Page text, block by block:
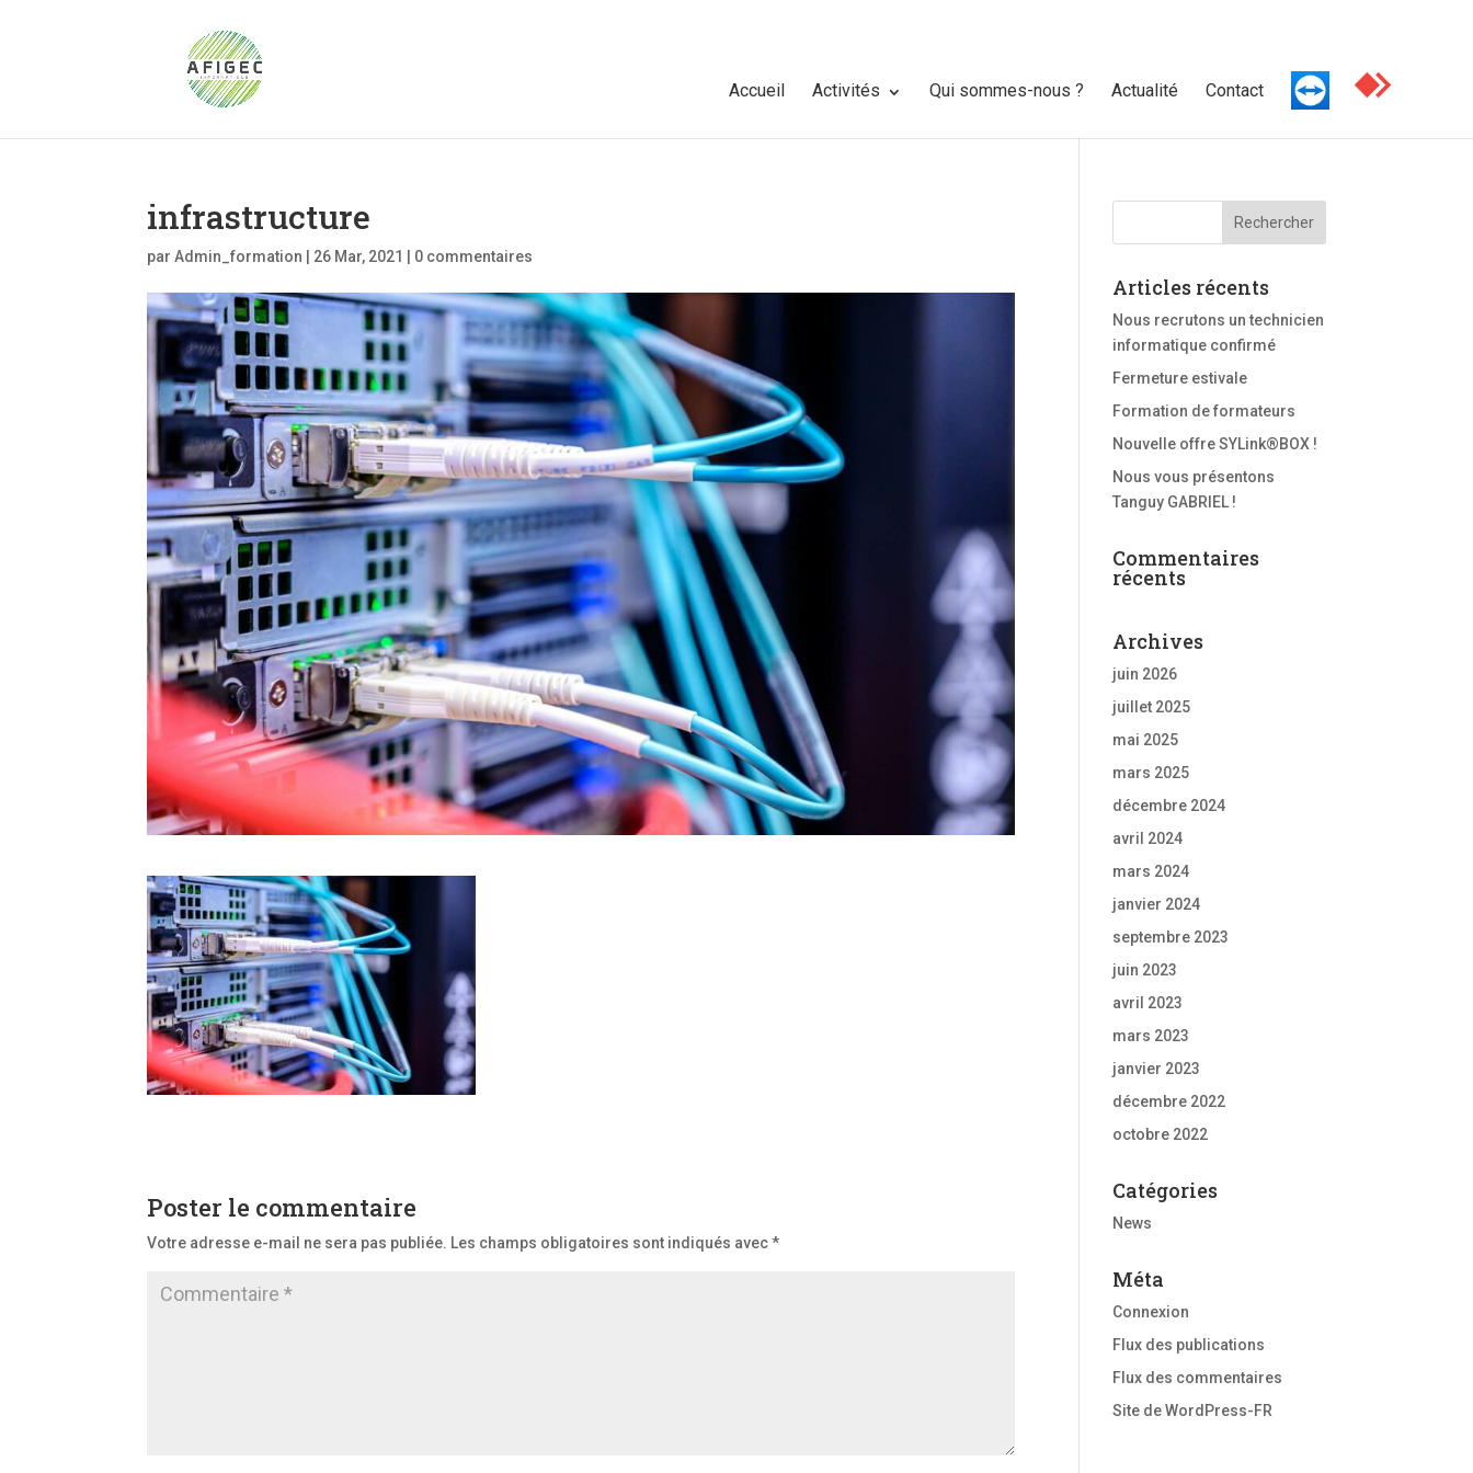
Accueil Activités Qui sommes-nous ? Actualité Contact
infrastructure
parAdmin_formation 26 Mar, 2021 0 commentaires
Poster le commentaire
Votre adresse e-mail ne sera pas publiée. Les champs obligatoires sont indiqués avec*
Articles récents
Nous recrutons un technicien
informatique confirmé
Fermeture estivale
Formation de formateurs
Nouvelle offre SYLink®BOX !
Nous vous présentons
Tanguy GABRIEL !
Commentaires
récents
Archives
juin 2026
juillet 2025
mai 2025
mars 2025
décembre 2024
avril 2024
mars 2024
janvier 2024
septembre 2023
juin 2023
avril 2023
mars 2023
janvier 2023
décembre 2022
octobre 2022
Catégories
News
Méta
Connexion
Flux des publications
Flux des commentaires
Site de WordPress-FR